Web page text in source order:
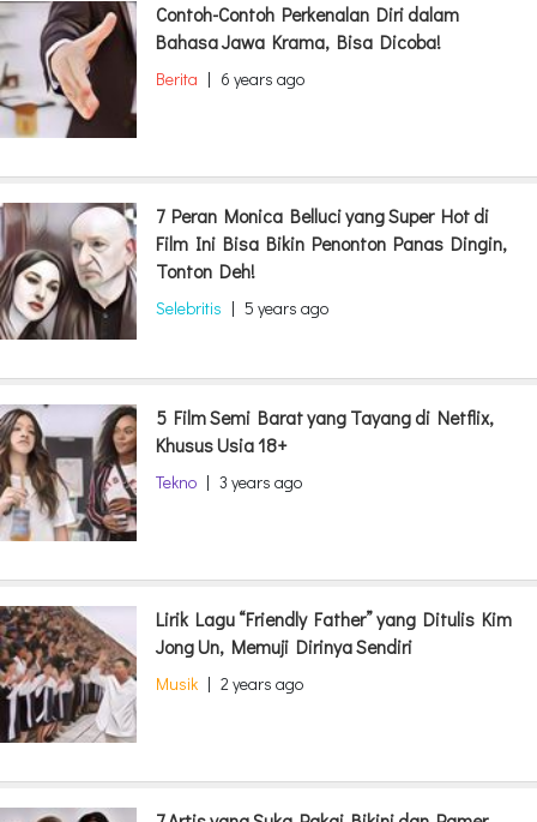
Contoh-Contoh Perkenalan Diri dalam
Bahasa Jawa Krama, Bisa Dicoba!
Berita | 6 years ago
7 Peran Monica Belluci yang Super Hot di
Film Ini Bisa Bikin Penonton Panas Dingin,
Tonton Deh!
Selebritis | 5 years ago
5 Film Semi Barat yang Tayang di Netflix,
Khusus Usia 18+
Tekno | 3 years ago
Lirik Lagu “Friendly Father” yang Ditulis Kim
Jong Un, Memuji Dirinya Sendiri
Musik | 2 years ago